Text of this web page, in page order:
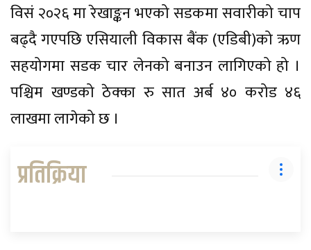
विसं २०२६ मा रेखाङ्कन भएको सडकमा सवारीको चाप
बढ्दै गएपछि एसियाली विकास बैंक (एडिबी)को ऋण
सहयोगमा सडक चार लेनको बनाउन लागिएको हो ।
पश्चिम खण्डको ठेक्का रु सात अर्ब ४० करोड ४६
लाखमा लागेको छ ।
प्रतिक्रिया